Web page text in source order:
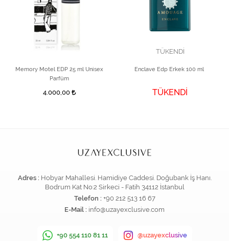
Memory Motel EDP 25 ml Unisex
Parfüm
4.000,00
TÜKENDİ
Enclave Edp Erkek 100 ml
TÜKENDİ
Adres : Hobyar Mahallesi. Hamidiye Caddesi. Doğubank İş Hanı.
Bodrum Kat No:2 Sirkeci - Fatih 34112 İstanbul
Telefon : +90 212 513 16 67
E-Mail : info@uzayexclusive.com
+90 554 110 81 11 @uzayexclusive